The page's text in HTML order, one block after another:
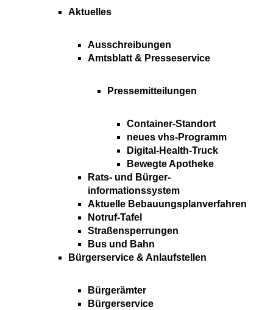
Aktuelles
Ausschreibungen
Amtsblatt & Presseservice
Pressemitteilungen
Container-Standort
neues vhs-Programm
Digital-Health-Truck
Bewegte Apotheke
Rats- und Bürger-
informationssystem
Aktuelle Bebauungsplanverfahren
Notruf-Tafel
Straßensperrungen
Bus und Bahn
Bürgerservice & Anlaufstellen
Bürgerämter
Bürgerservice